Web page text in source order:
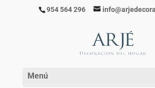
954 564 296